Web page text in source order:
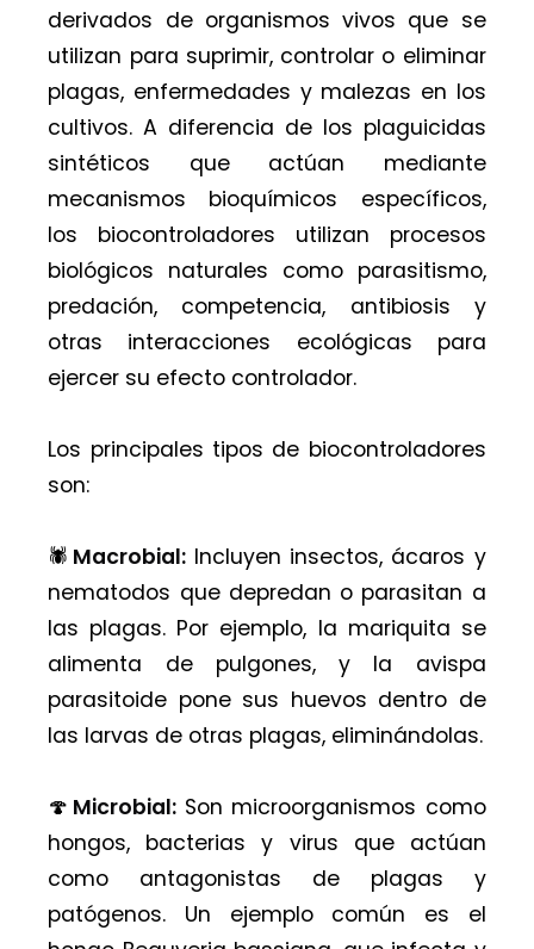
derivados de organismos vivos que se
utilizan para suprimir, controlar o eliminar
plagas, enfermedades y malezas en los
cultivos. A diferencia de los plaguicidas
sintéticos que actúan mediante
mecanismos bioquímicos específicos,
los biocontroladores utilizan procesos
biológicos naturales como parasitismo,
predación, competencia, antibiosis y
otras interacciones ecológicas para
ejercer su efecto controlador.
Los principales tipos de biocontroladores
son:
🕷️ Macrobial:Incluyen insectos, ácaros y
nematodos que depredan o parasitan a
las plagas. Por ejemplo, la mariquita se
alimenta de pulgones, y la avispa
parasitoide pone sus huevos dentro de
las larvas de otras plagas, eliminándolas.
🍄 Microbial:Son microorganismos como
hongos, bacterias y virus que actúan
como antagonistas de plagas y
patógenos. Un ejemplo común es el